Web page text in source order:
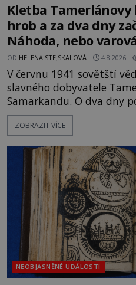
Kletba
hrob a za dva dny
Náhoda, nebo
OD HELENA STEJSKALOVÁ 4.8.2026
V červnu 1941 sovětští
slavného dobyvatele
Samarkandu. O dva dny
Německo zahajuje operaci
Sovětský svaz. Shoda dat
na legendě něco pravdy,
souhru okolností? Když antropolog Michail
Gerasimov (1907-1970) a
ZOBRAZIT VÍCE
NEOBJASNĚNÉ UDÁLOSTI